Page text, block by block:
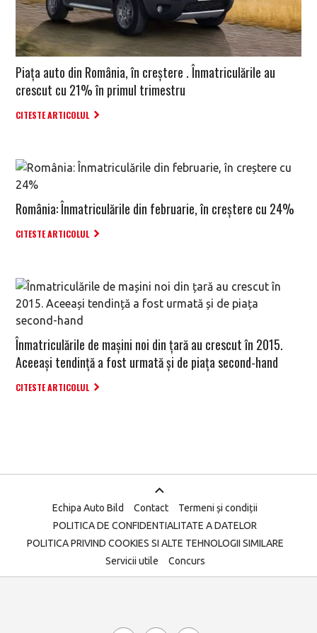
Piața auto din România, în creștere . Înmatriculările au
crescut cu 21% în primul trimestru
CITESTE ARTICOLUL
România: Înmatriculările din februarie, în creștere cu 24%
CITESTE ARTICOLUL
Înmatriculările de mașini noi din țară au crescut în 2015.
Aceeași tendință a fost urmată și de piața second-hand
CITESTE ARTICOLUL
Echipa Auto Bild Contact
Termeni și condiții
POLITICA DE CONFIDENTIALITATE A DATELOR
POLITICA PRIVIND COOKIES SI ALTE TEHNOLOGII SIMILARE
Servicii utile
Concurs